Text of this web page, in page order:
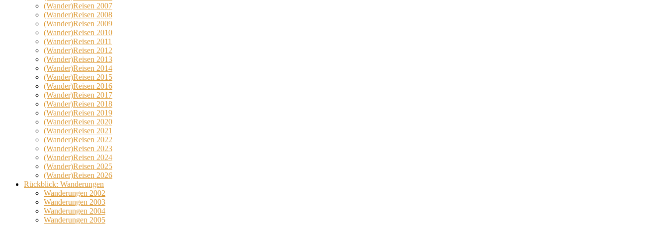
(Wander)Reisen 2007
(Wander)Reisen 2008
(Wander)Reisen 2009
(Wander)Reisen 2010
(Wander)Reisen 2011
(Wander)Reisen 2012
(Wander)Reisen 2013
(Wander)Reisen 2014
(Wander)Reisen 2015
(Wander)Reisen 2016
(Wander)Reisen 2017
(Wander)Reisen 2018
(Wander)Reisen 2019
(Wander)Reisen 2020
(Wander)Reisen 2021
(Wander)Reisen 2022
(Wander)Reisen 2023
(Wander)Reisen 2024
(Wander)Reisen 2025
(Wander)Reisen 2026
Rückblick: Wanderungen
Wanderungen 2002
Wanderungen 2003
Wanderungen 2004
Wanderungen 2005